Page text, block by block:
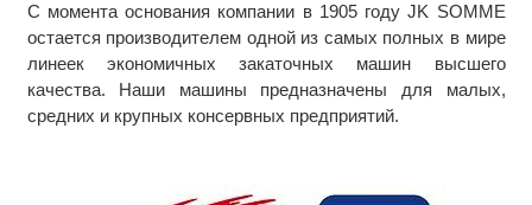
С момента основания компании в 1905 году JK SOMME
остается производителем одной из самых полных в мире
линеек экономичных закаточных машин высшего
качества. Наши машины предназначены для малых,
средних и крупных консервных предприятий.